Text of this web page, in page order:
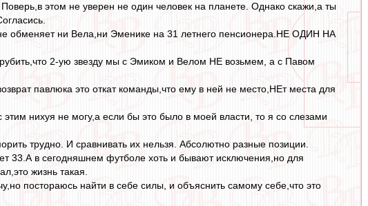
этом не уверен не один человек на планете. Однако скажи,а ты
обменяет ни Вела,ни Эменике на 31 летнего пенсионера.НЕ ОДИН НА
2-ую звезду мы с Эмиком и Велом НЕ возьмем, а с Павом
павлюка это откат команды,что ему в ней не место,НЕт места для
нихуя не могу,а если бы это было в моей власти, то я со слезами
трудно. И сравнивать их нельзя. Абсолютно разные позиции.
33.А в сегодняшнем футболе хоть и бывают исключения,но для
жизнь такая.
постораюсь найти в себе силы, и объяснить самому себе,что это